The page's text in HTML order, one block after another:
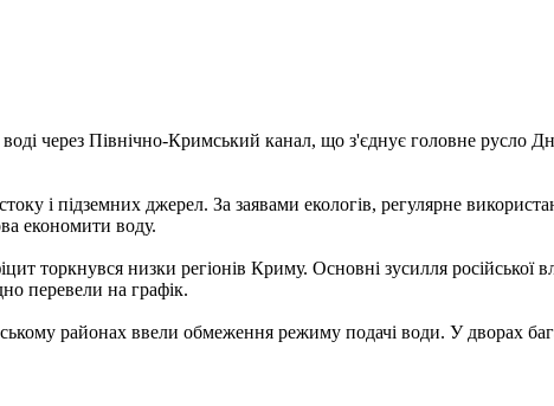
через Північно-Кримський канал, що з'єднує головне русло
і підземних джерел. За заявами екологів, регулярне
економити воду.
торкнувся низки регіонів Криму. Основні зусилля
перевели на графік.
районах ввели обмеження режиму подачі води. У дворах